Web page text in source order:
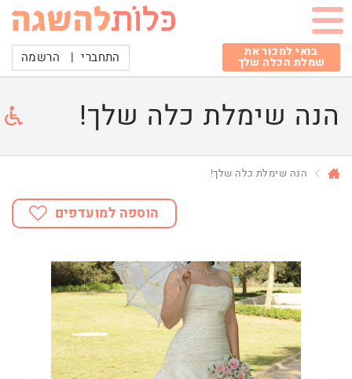
בואי למכור את
שמלת הכלה שלך התחברי | הרשמה
הנה שימלת כלה שלך!
הנה שימלת כלה שלך!
הוספה למועדפים